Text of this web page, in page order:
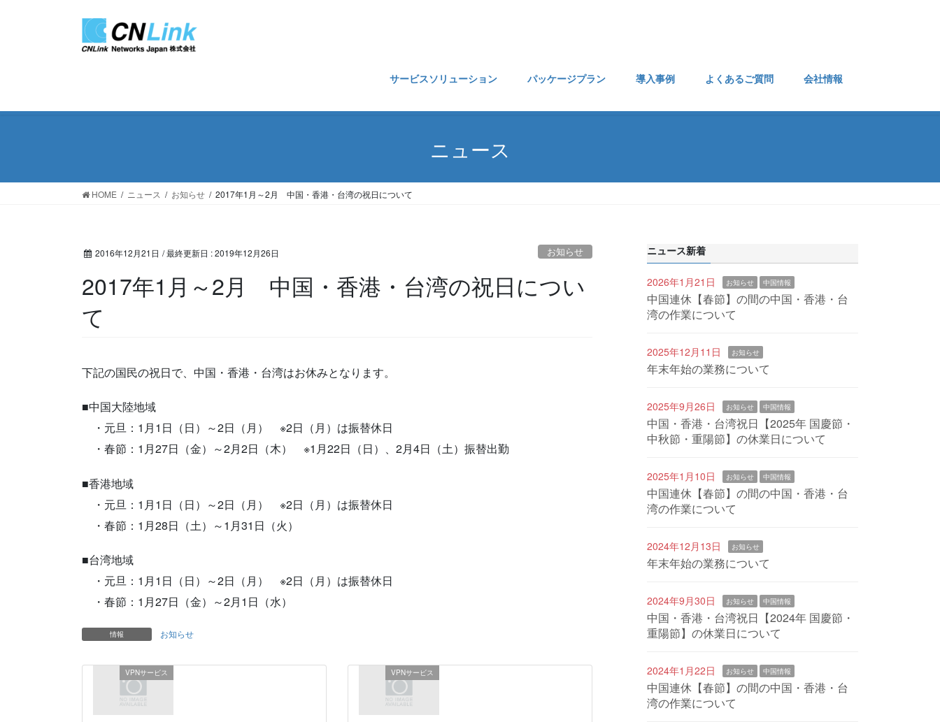
移
ン
サービスソリューション パッケージプラン 導入事例 よくあるご質問 会社情報
ニュース
HOME ニュース お知らせ 2017年1月～2月 中国・香港・台湾の祝日について
2016年12月21日 / 最終更新日 :2019年12月26日 お知らせ
2017年1月～2月 中国・香港・台湾の祝日につい
て
下記の国民の祝日で、中国・香港・台湾はお休みとなります。
■中国大陸地域
・元旦：1月1日（日）～2日（月） ※2日（月）は振替休日
・春節：1月27日（金）～2月2日（木） ※1月22日（日）、2月4日（土）振替出勤
■香港地域
・元旦：1月1日（日）～2日（月） ※2日（月）は振替休日
・春節：1月28日（土）～1月31日（火）
■台湾地域
・元旦：1月1日（日）～2日（月） ※2日（月）は振替休日
・春節：1月27日（金）～2月1日（水）
情報 お知らせ
VPNサービス VPNサービス
ニュース新着
2026年1月21日 お知らせ 中国情報
中国連休【春節】の間の中国・香港・台
湾の作業について
2025年12月11日 お知らせ
年末年始の業務について
2025年9月26日 お知らせ 中国情報
中国・香港・台湾祝日【2025年 国慶節・
中秋節・重陽節】の休業日について
2025年1月10日 お知らせ 中国情報
中国連休【春節】の間の中国・香港・台
湾の作業について
2024年12月13日 お知らせ
年末年始の業務について
2024年9月30日 お知らせ 中国情報
中国・香港・台湾祝日【2024年 国慶節・
重陽節】の休業日について
2024年1月22日 お知らせ 中国情報
中国連休【春節】の間の中国・香港・台
湾の作業について